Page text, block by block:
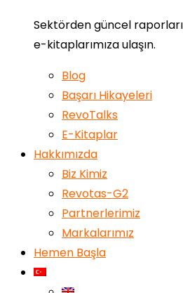
Sektörden güncel
e-kitaplarımıza ulaşın.
Blog
Başarı Hikayeleri
RevoTalks
E-Kitaplar
Hakkımızda
Biz Kimiz
Revotas-G2
Partnerlerimiz
Markalarımız
Hemen Başla